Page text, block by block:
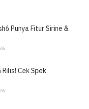
Punya Fitur Sirine &
Rilis! Cek Spek